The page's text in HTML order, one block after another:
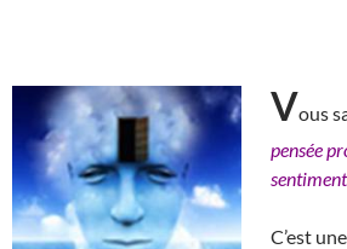
Vous
pensée
C’est une